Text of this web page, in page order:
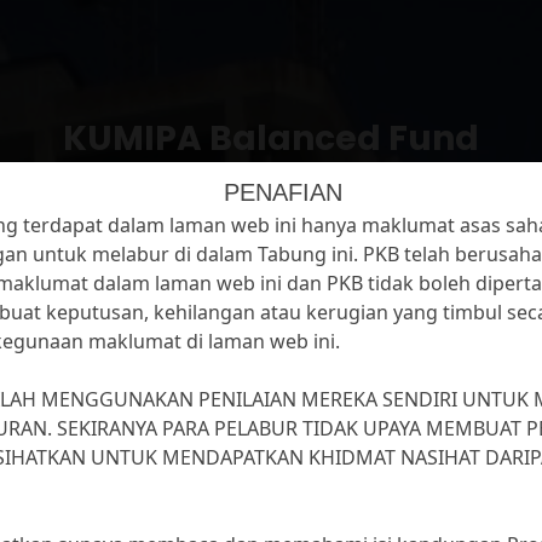
KUMIPA Balanced Fund
/ KUMIPA Balanced Fund
TABUNG
Balanced Fund
PENAFIAN
terdapat dalam laman web ini hanya maklumat asas
untuk melabur di dalam Tabung ini. PKB telah
dalam laman web ini dan PKB tidak boleh
keputusan, kehilangan atau kerugian yang timbul
maklumat di laman web ini.
MENGGUNAKAN PENILAIAN MEREKA SENDIRI UNTUK
SEKIRANYA PARA PELABUR TIDAK UPAYA MEMBUAT
UNTUK MENDAPATKAN KHIDMAT NASIHAT